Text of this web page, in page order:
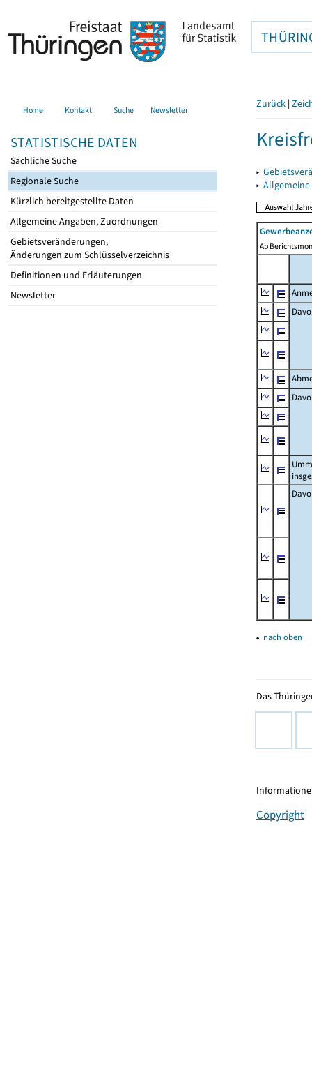
Home Kontakt Suche Newsletter
STATISTISCHE DATEN
Sachliche Suche
Regionale Suche
Kürzlich bereitgestellte Daten
Allgemeine Angaben, Zuordnungen
Gebietsveränderungen,
Änderungen zum Schlüsselverzeichnis
Definitionen und Erläuterungen
Newsletter
Zurück |
▸
▸
Ab
▴ nach oben
Das
Copyright